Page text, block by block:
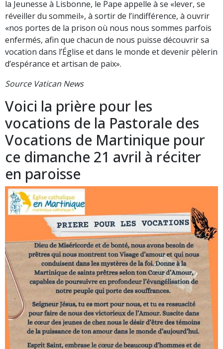
la Jeunesse à Lisbonne, le Pape appelle à se «lever, se
réveiller du sommeil», à sortir de l’indifférence, à ouvrir
«nos portes de la prison où nous nous sommes parfois
enfermés, afin que chacun de nous puisse découvrir sa
vocation dans l’Église et dans le monde et devenir pèlerin
d’espérance et artisan de paix».
Source Vatican News
Voici la prière pour les
vocations de la Pastorale des
Vocations de Martinique pour
ce dimanche 21 avril à réciter
en paroisse